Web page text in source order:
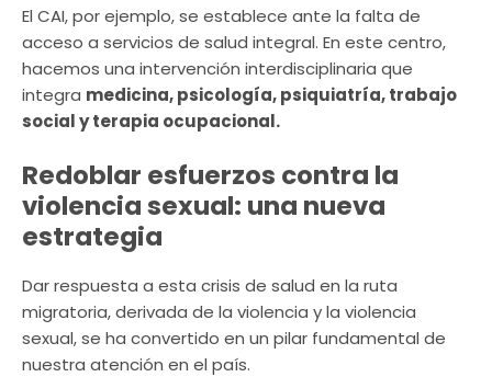
El CAI, por ejemplo, se establece ante la falta de
acceso a servicios de salud integral. En este centro,
hacemos una intervención interdisciplinaria que
integra medicina, psicología, psiquiatría, trabajo
social y terapia ocupacional.
Redoblar esfuerzos contra la
violencia sexual: una nueva
estrategia
Dar respuesta a esta crisis de salud en la ruta
migratoria, derivada de la violencia y la violencia
sexual, se ha convertido en un pilar fundamental de
nuestra atención en el país.